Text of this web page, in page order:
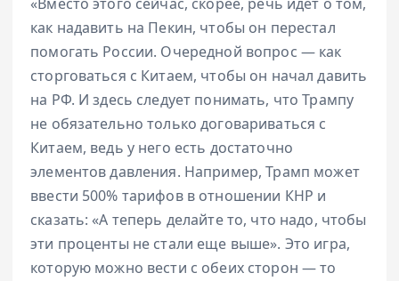
как надавить на Пекин, чтобы он перестал
помогать России. Очередной вопрос — как
сторговаться с Китаем, чтобы он начал давить
на РФ. И здесь следует понимать, что Трампу
не обязательно только договариваться с
Китаем, ведь у него есть достаточно
элементов давления. Например, Трамп может
ввести 500% тарифов в отношении КНР и
сказать: «А теперь делайте то, что надо, чтобы
эти проценты не стали еще выше». Это игра,
которую можно вести с обеих сторон — то